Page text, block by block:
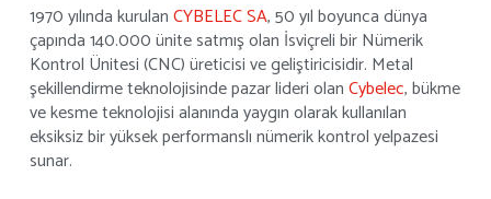
1970 yılında kurulanCYBELEC SA, 50 yıl boyunca dünya
çapında 140.000 ünite satmış olan İsviçreli bir Nümerik
Kontrol Ünitesi (CNC) üreticisi ve geliştiricisidir. Metal
şekillendirme teknolojisinde pazar lideri olanCybelec, bükme
ve kesme teknolojisi alanında yaygın olarak kullanılan
eksiksiz bir yüksek performanslı nümerik kontrol yelpazesi
sunar.